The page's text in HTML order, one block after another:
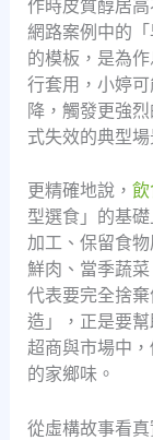
作時皮質醇居
網路案例中的「
的模板，是為
行套用，小婷
降，觸發更強
式失效的典型場
更精確地說，
型選食」的基
加工、保留食
鮮肉、當季蔬
代表要完全捨
造」，正是要
超商與市場中
的家鄉味。
從虛構故事看真